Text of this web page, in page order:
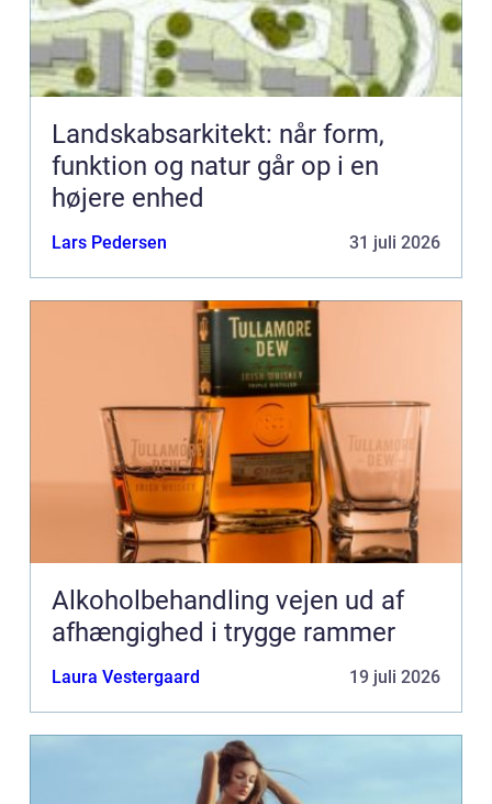
Landskabsarkitekt: når form,
funktion og natur går op i en
højere enhed
Lars Pedersen 31 juli 2026
Alkoholbehandling vejen ud af
afhængighed i trygge rammer
Laura Vestergaard 19 juli 2026